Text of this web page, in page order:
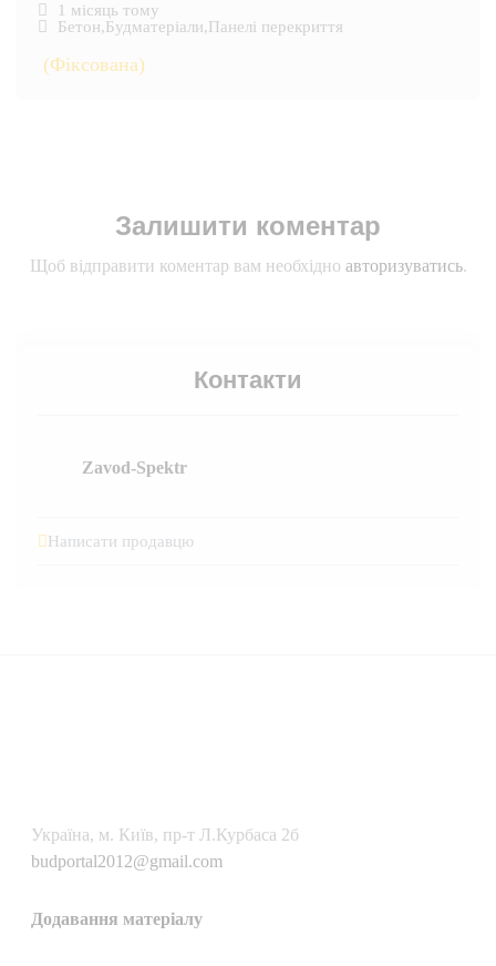
1 місяць тому
Бетон,Будматеріали,Панелі перекриття
(Фіксована)
Залишити коментар
Щоб відправити коментар вам необхідно авторизуватись.
Контакти
Zavod-Spektr
Написати продавцю
Українa, м. Київ, пр-т Л.Курбаса 2б
budportal2012@gmail.com
Додавання матеріалу